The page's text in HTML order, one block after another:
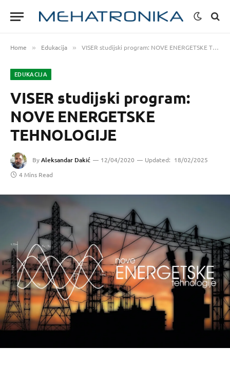
Home » Edukacija » VISER studijski program: NOVE ENERGETSKE TEHNOLOGIJE
EDUKACIJA
VISER studijski program:
NOVE ENERGETSKE
TEHNOLOGIJE
ByAleksandar Dakić 12/04/2020 Updated: 18/02/2025
4 Mins Read